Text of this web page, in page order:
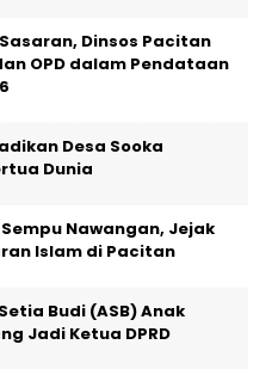
Dinsos Pacitan
OPD dalam Pendataan
Desa Sooka
Dunia
Nawangan, Jejak
Islam di Pacitan
Budi (ASB) Anak
Jadi Ketua DPRD